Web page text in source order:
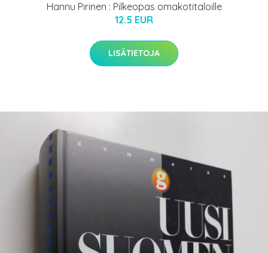
Hannu Pirinen : Pilkeopas omakotitaloille
12.5 EUR
LISÄTIETOJA